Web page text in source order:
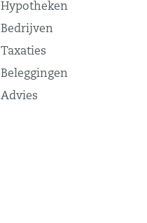
Hypotheken
Bedrijven
Taxaties
Beleggingen
Advies